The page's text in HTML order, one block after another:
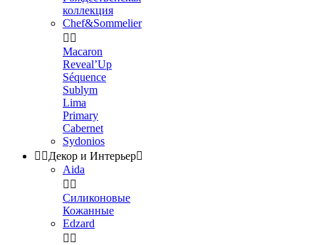
коллекция
Chef&Sommelier
 
Macaron
Reveal’Up
Séquence
Sublym
Lima
Primary
Cabernet
Sydonios
 Декор и Интерьер
Aida
 
Силиконовые
Кожанные
Edzard
 